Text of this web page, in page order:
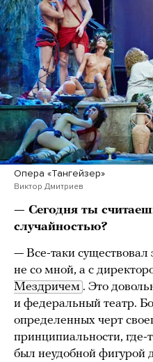
Опера «Тангейзер»
Виктор Дмитриев
— Сегодня ты
случайностью?
— Все-таки существовал
не со мной, а с
Мездричем . Это
и федеральный театр.
определенных черт
принципиальности, где-
был неудобной фигурой